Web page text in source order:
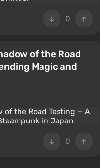
0
of the Road
Magic and
0